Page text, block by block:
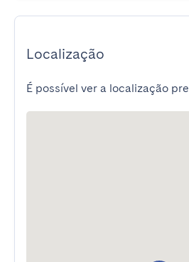
Localização
É possível ver a localização